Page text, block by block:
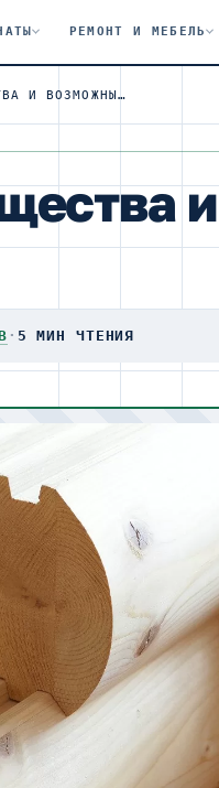
РЕМОНТ И МЕБЕЛЬ
КЛЕЕНЫЙ БРУС: ПРЕИМУЩЕСТВА И ВОЗМОЖНЫЕ НЕДОСТАТКИ
· 5 МИН ЧТЕНИЯ